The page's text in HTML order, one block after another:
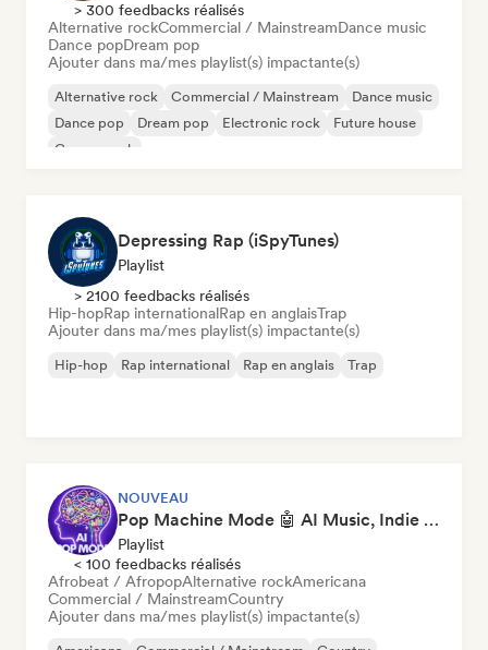
> 300 feedbacks réalisés
Alternative rockCommercial / MainstreamDance music
Dance popDream pop
Ajouter dans ma/mes playlist(s) impactante(s)
Alternative rock Commercial / Mainstream
Dance music
Dance pop
Dream pop Electronic rock
Future house
Garage rock
Depressing Rap (iSpyTunes)
Playlist
> 2100 feedbacks réalisés
Hip-hopRap internationalRap en anglaisTrap
Ajouter dans ma/mes playlist(s) impactante(s)
Hip-hop Rap international Rap en anglais Trap
NOUVEAU
Pop Machine Mode 🤖 AI Music, Indie Pop & Dream Pop
Playlist
< 100 feedbacks réalisés
Afrobeat / AfropopAlternative rockAmericana
Commercial / MainstreamCountry
Ajouter dans ma/mes playlist(s) impactante(s)